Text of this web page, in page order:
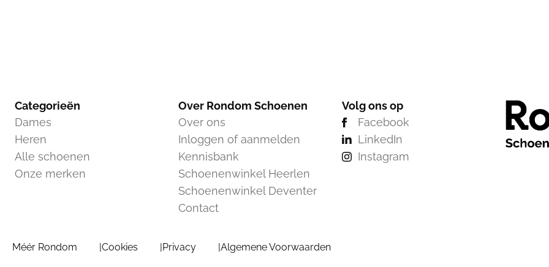
Categorieën
Dames
Heren
Alle schoenen
Onze merken
Over Rondom Schoenen
Over ons
Inloggen of aanmelden
Kennisbank
Schoenenwinkel Heerlen
Schoenenwinkel Deventer
Contact
Volg ons op
Facebook
LinkedIn
Instagram
Méér Rondom Cookies Privacy Algemene Voorwaarden